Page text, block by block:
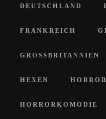
DEUTSCHLAND
FRANKREICH
GROSSBRITANNIEN
HEXEN HORROR
HORRORKOMÖDIE